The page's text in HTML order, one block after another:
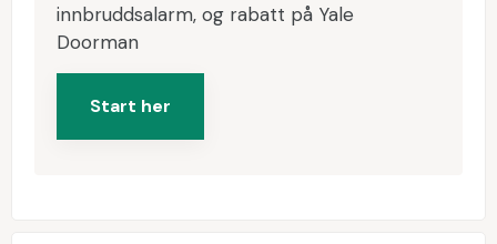
innbruddsalarm, og rabatt på Yale
Doorman
Start her